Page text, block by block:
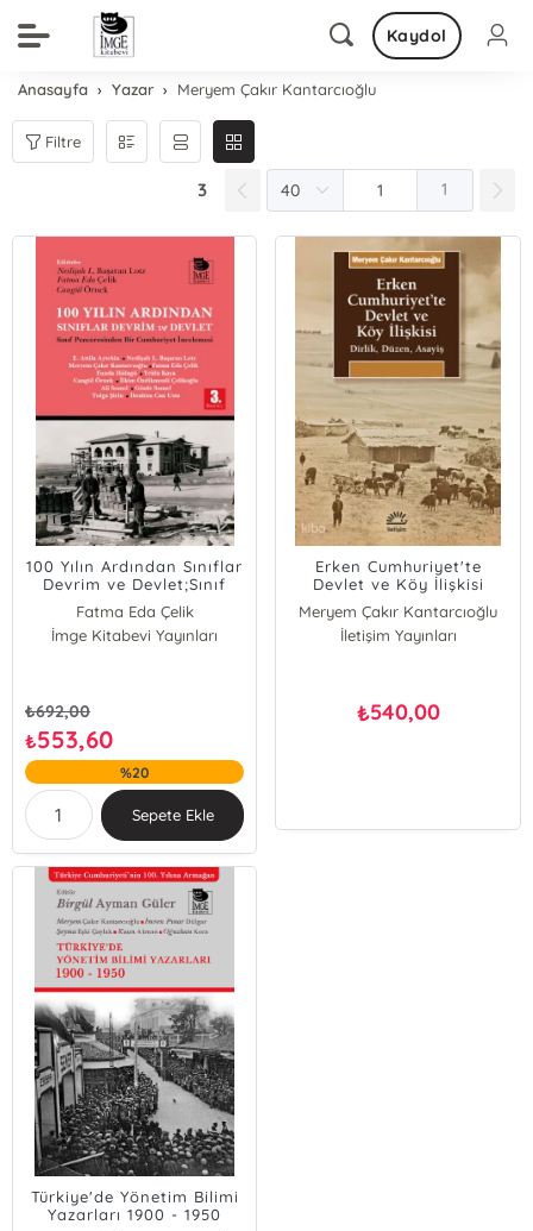
Kaydol
Anasayfa Yazar Meryem Çakır Kantarcıoğlu
Filtre
3 1
100 Yılın Ardından Sınıflar
Devrim ve Devlet;Sınıf
Penceresinden Bir
Cumhuriyet İncelemesi
Fatma Eda Çelik
Cangül Örnek
Meryem Çakır Kantarcıoğlu
Funda Hülagü
Yelda Kaya
İlkim Özdikmenli Çelikoğlu
Ali Somel
Gözde Somel
Tolga Şirin
İbrahim Can Usta
İmge Kitabevi Yayınları
₺692,00
₺553,60
%20
Sepete Ekle
Erken Cumhuriyet'te
Devlet ve Köy İlişkisi
;Dirlik, Düzen, Asayiş
Meryem Çakır Kantarcıoğlu
İletişim Yayınları
₺540,00
Türkiye'de Yönetim Bilimi
Yazarları 1900 - 1950